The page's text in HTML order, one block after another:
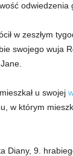
odwiedzenia
w zeszłym
swojego wuja
u swojej
w którym
Diany, 9.